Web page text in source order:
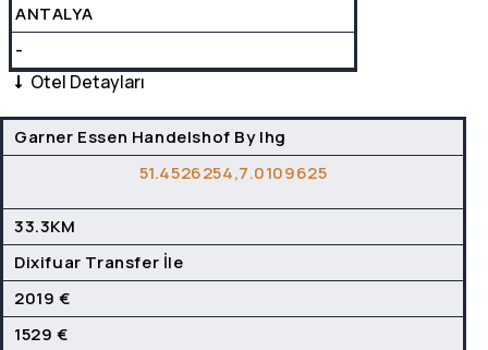
ANTALYA
-
Otel Detayları
OTEL OTEL KONUM FUAR MESAFE
Garner Essen Handelshof By Ihg
51.4526254,7.0109625
33.3KM
Dixifuar Transfer İle
2019 €
1529 €